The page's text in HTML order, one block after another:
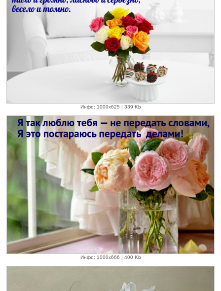
Инфо: 1000х625 | 339 Kb
Инфо: 1000х666 | 400 Kb